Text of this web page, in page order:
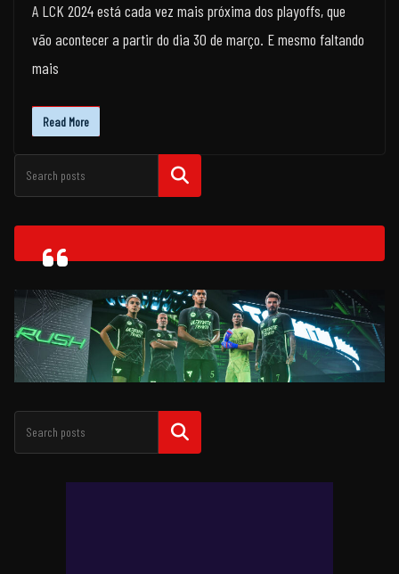
A LCK 2024 está cada vez mais próxima dos playoffs, que
vão acontecer a partir do dia 30 de março. E mesmo faltando
mais
Read More